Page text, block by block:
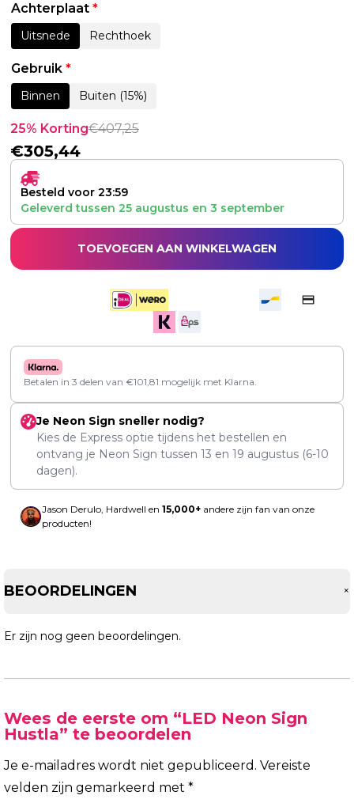
Achterplaat *
Uitsnede Rechthoek
Gebruik *
Binnen Buiten (15%)
25% Korting€407,25
€305,44
Besteld voor 23:59
Geleverd tussen 25 augustus en 3 september
TOEVOEGEN AAN WINKELWAGEN
Betalen in 3 delen van €101,81 mogelijk met Klarna.
Je Neon Sign sneller nodig?
Kies de Express optie tijdens het bestellen en
ontvang je Neon Sign tussen 13 en 19 augustus (6-10
dagen).
Jason Derulo, Hardwell en 15,000+ andere zijn fan van onze
producten!
BEOORDELINGEN +
Er zijn nog geen beoordelingen.
Wees de eerste om “LED Neon Sign
Hustla” te beoordelen
Je e-mailadres wordt niet gepubliceerd. Vereiste
velden zijn gemarkeerd met *